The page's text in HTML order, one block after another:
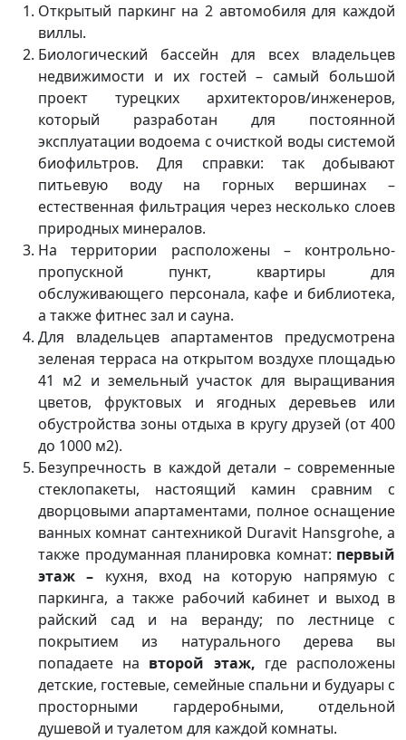
Открытый паркинг на 2 автомобиля для каждой
виллы.
Биологический бассейн для всех владельцев
недвижимости и их гостей – самый большой
проект турецких архитекторов/инженеров,
который разработан для постоянной
эксплуатации водоема с очисткой воды системой
биофильтров. Для справки: так добывают
питьевую воду на горных вершинах –
естественная фильтрация через несколько слоев
природных минералов.
На территории расположены – контрольно-
пропускной пункт, квартиры для
обслуживающего персонала, кафе и библиотека,
а также фитнес зал и сауна.
Для владельцев апартаментов предусмотрена
зеленая терраса на открытом воздухе площадью
41 м2 и земельный участок для выращивания
цветов, фруктовых и ягодных деревьев или
обустройства зоны отдыха в кругу друзей (от 400
до 1000 м2).
Безупречность в каждой детали – современные
стеклопакеты, настоящий камин сравним с
дворцовыми апартаментами, полное оснащение
ванных комнат сантехникой Duravit Hansgrohe, а
также продуманная планировка комнат: первый
этаж – кухня, вход на которую напрямую с
паркинга, а также рабочий кабинет и выход в
райский сад и на веранду; по лестнице с
покрытием из натурального дерева вы
попадаете на второй этаж, где расположены
детские, гостевые, семейные спальни и будуары с
просторными гардеробными, отдельной
душевой и туалетом для каждой комнаты.